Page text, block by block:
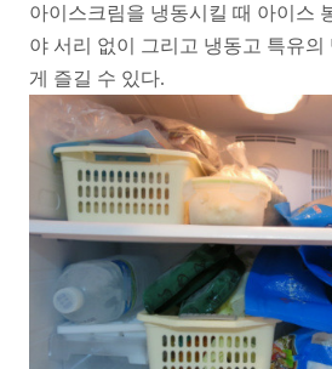
아이스크림을 냉동시킬 때 아이스
야 서리 없이 그리고 냉동고 특유의
게 즐길 수 있다.